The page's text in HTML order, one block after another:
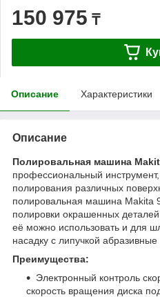
150 975 ₸
Описание Характеристики
Описание
Полировальная машина
профессиональный
полирования различных
полировальная машина Makita
полировки окрашенных
её можно использовать и для
насадку с липучкой
Преимущества:
Электронный контроль
скорость вращения диска